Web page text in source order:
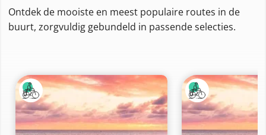
Ontdek de mooiste en meest populaire routes in de
buurt, zorgvuldig gebundeld in passende selecties.